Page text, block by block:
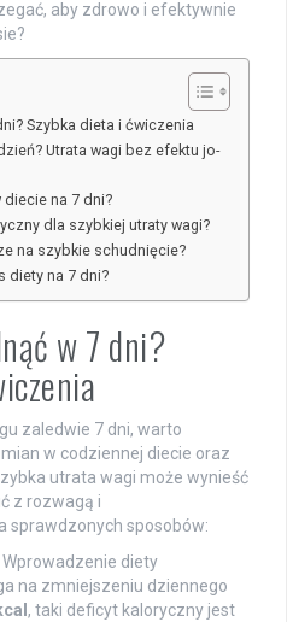
aby zdrowo i efektywnie
Szybka dieta i ćwiczenia
Utrata wagi bez efektu jo-
na 7 dni?
dla szybkiej utraty wagi?
na szybkie schudnięcie?
diety na 7 dni?
w 7 dni?
zaledwie 7 dni, warto
w codziennej diecie oraz
utrata wagi może wynieść
z rozwagą i
sprawdzonych sposobów:
Wprowadzenie diety
na zmniejszeniu dziennego
, taki deficyt kaloryczny jest